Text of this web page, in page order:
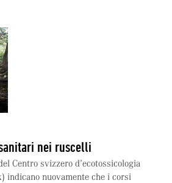
nei ruscelli
Centro svizzero d’ecotossicologia
indicano nuovamente che i corsi